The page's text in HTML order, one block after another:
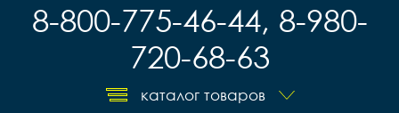
8-800-775-46-44, 8-980-
720-68-63
каталог товаров